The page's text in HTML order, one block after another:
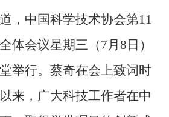
，中国科学技术协会第11
体会议星期三（7月8日）
举行。蔡奇在会上致词时
来，广大科技工作者在中